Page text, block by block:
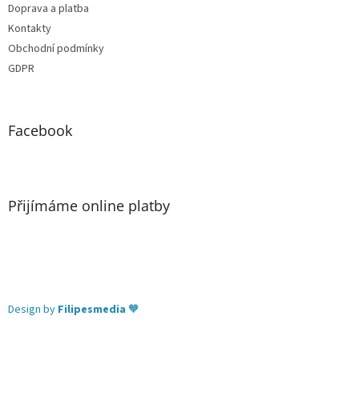
Doprava a platba
Kontakty
Obchodní podmínky
GDPR
Facebook
Přijímáme online platby
Design by Filipesmedia 🧡